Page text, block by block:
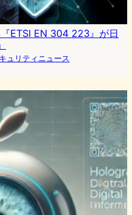
ETSI EN 304 223』が日
ュリティニュース